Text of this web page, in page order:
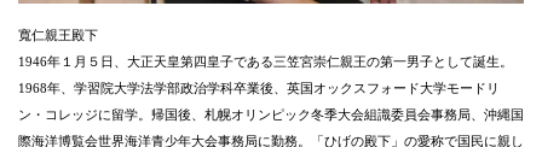
寬仁親王殿下
1946年１月５日、大正天皇第四皇子である三笠宮崇仁親王の第一男子として誕生。
1968年、学習院大学法学部政治学科卒業後、英国オックスフォード大学モードリ
ン・コレッジに留学。帰国後、札幌オリンピック冬季大会組識委員会事務局、沖縄国
際海洋博覧会世界海洋青少年大会事務局に勤務。「ひげの殿下」の愛称で国民に親し